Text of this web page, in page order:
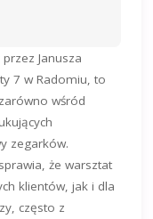
Janusza
7 w Radomiu, to
wśród
zegarków.
że warsztat
klientów, jak i dla
często z